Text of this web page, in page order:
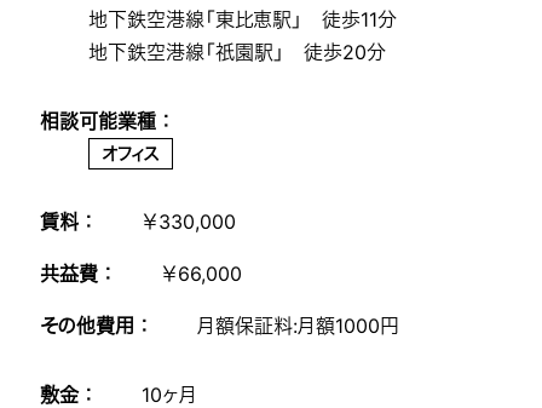
地下鉄空港線「東比恵駅」 徒歩11分
地下鉄空港線「祇園駅」 徒歩20分
相談可能業種 ：
オフィス
賃料 ： ￥330,000
共益費 ： ￥66,000
その他費用 ： 月額保証料:月額1000円
敷金 ： 10ヶ月